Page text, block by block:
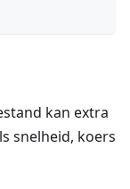
kan extra
snelheid, koers